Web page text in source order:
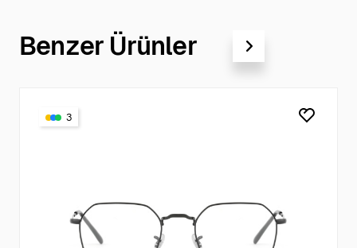
Benzer Ürünler
3